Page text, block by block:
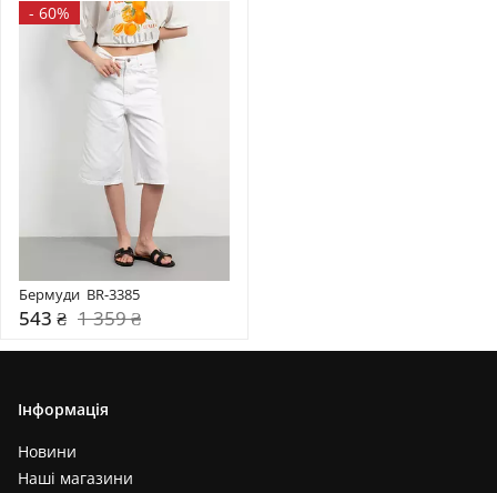
- 60%
Бермуди  BR-3385
543 ₴ 1 359 ₴
Інформація
Новини
Наші магазини